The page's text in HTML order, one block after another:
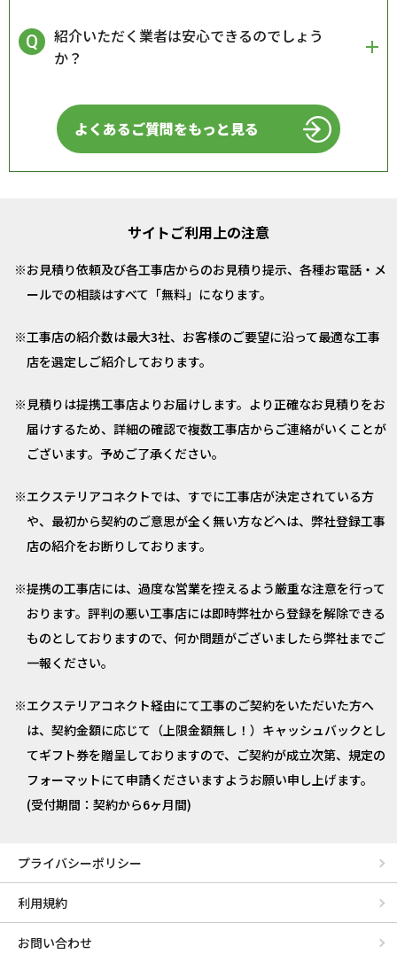
紹介いただく業者は安心できるのでしょう
か？
よくあるご質問をもっと見る
サイトご利用上の注意
お見積り依頼及び各工事店からのお見積り提示、各種お電話・メ
ールでの相談はすべて「無料」になります。
工事店の紹介数は最大3社、お客様のご要望に沿って最適な工事
店を選定しご紹介しております。
見積りは提携工事店よりお届けします。より正確なお見積りをお
届けするため、詳細の確認で複数工事店からご連絡がいくことが
ございます。予めご了承ください。
エクステリアコネクトでは、すでに工事店が決定されている方
や、最初から契約のご意思が全く無い方などへは、弊社登録工事
店の紹介をお断りしております。
提携の工事店には、過度な営業を控えるよう厳重な注意を行って
おります。評判の悪い工事店には即時弊社から登録を解除できる
ものとしておりますので、何か問題がございましたら弊社までご
一報ください。
エクステリアコネクト経由にて工事のご契約をいただいた方へ
は、契約金額に応じて（上限金額無し！）キャッシュバックとし
てギフト券を贈呈しておりますので、ご契約が成立次第、規定の
フォーマットにて申請くださいますようお願い申し上げます。
(受付期間：契約から6ヶ月間)
プライバシーポリシー
利用規約
お問い合わせ